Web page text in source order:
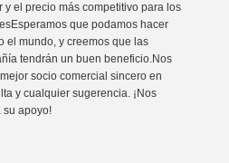
el precio más competitivo para los
que podamos hacer
el mundo, y creemos que las
tendrán un buen beneficio.Nos
socio comercial sincero en
y cualquier sugerencia. ¡Nos
su apoyo!